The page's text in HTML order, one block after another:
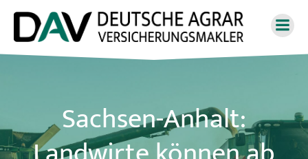
Zum
Inhalt
springen
Sachsen-Anhalt: